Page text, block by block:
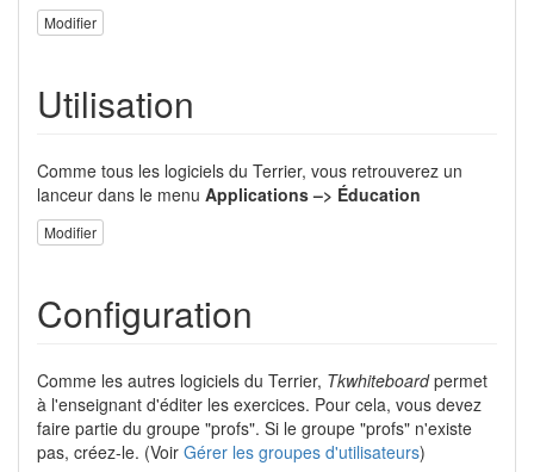
Modifier
Utilisation
Comme tous les logiciels du Terrier, vous retrouverez un
lanceur dans le menu Applications –> Éducation
Modifier
Configuration
Comme les autres logiciels du Terrier, Tkwhiteboardpermet
à l'enseignant d'éditer les exercices. Pour cela, vous devez
faire partie du groupe "profs". Si le groupe "profs" n'existe
pas, créez-le. (Voir Gérer les groupes d'utilisateurs)